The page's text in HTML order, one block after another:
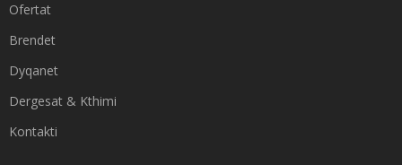
Ofertat
Brendet
Dyqanet
Dergesat & Kthimi
Kontakti